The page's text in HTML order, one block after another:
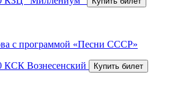
с программой «Песни СССР»
КСК Вознесенский